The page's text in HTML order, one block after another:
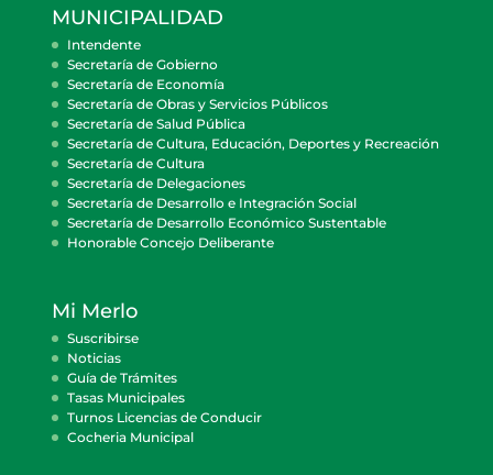
MUNICIPALIDAD
Intendente
Secretaría de Gobierno
Secretaría de Economía
Secretaría de Obras y Servicios Públicos
Secretaría de Salud Pública
Secretaría de Cultura, Educación, Deportes y Recreación
Secretaría de Cultura
Secretaría de Delegaciones
Secretaría de Desarrollo e Integración Social
Secretaría de Desarrollo Económico Sustentable
Honorable Concejo Deliberante
Mi Merlo
Suscribirse
Noticias
Guía de Trámites
Tasas Municipales
Turnos Licencias de Conducir
Cocheria Municipal